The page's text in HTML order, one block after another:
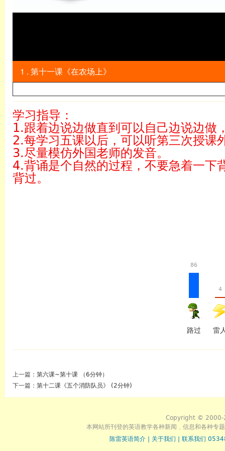
1 . 第十一课《在农场上》
学习指导：
1.跟着边说边做直到可以自己边说边做
2.每学习五课以后，可以听第三次授课
3.尽量模仿外国老师的发音。
4.背诵是个自然的过程，不要急着一下
背过。
86
路过
4
雷
上一篇： 第六课~第十课 （6分钟）
下一篇： 第十二课《五个消防队员》 (2分钟)
Copyright © 2000-
本网站所刊登的英语教学各种新闻﹑信息和各种专
陈雷英语简介
关于我们
联系我们